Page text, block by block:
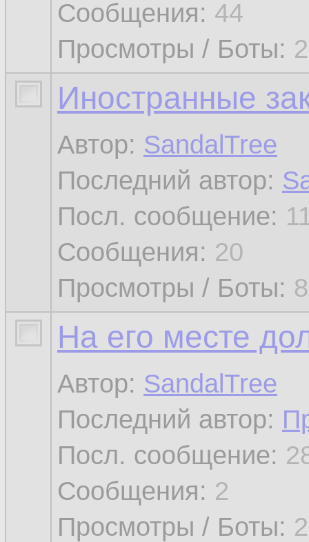
Сообщения: 44
Просмотры / Боты:
Иностранные
Автор: SandalTree
Последний автор:
Посл. сообщение:
Сообщения: 20
Просмотры / Боты:
На его месте
Автор: SandalTree
Последний автор:
Посл. сообщение:
Сообщения: 2
Просмотры / Боты: